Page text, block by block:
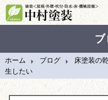
ホーム
会社案内
施工の流れ
ホーム ブログ
床塗装の
生したい